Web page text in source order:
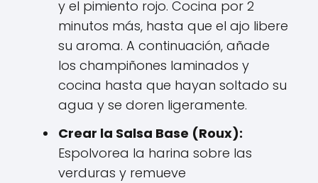
y el pimiento rojo. Cocina por 2
minutos más, hasta que el ajo libere
su aroma. A continuación, añade
los champiñones laminados y
cocina hasta que hayan soltado su
agua y se doren ligeramente.
Crear la Salsa Base (Roux):
Espolvorea la harina sobre las
verduras y remueve